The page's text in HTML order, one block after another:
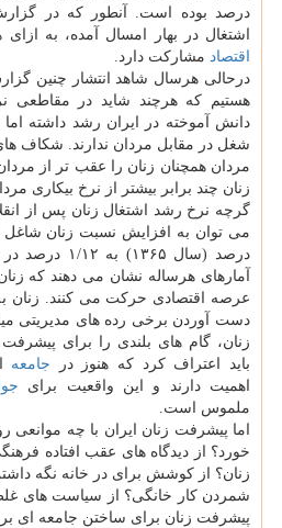
درصد بوده است. آنطور كه در
اشتغال در بهار امسال آمده، به
اقتصاد مشاركت دارد.
درحالی هرسال شاهد انتشار چنین
هستیم كه هرچند شاید در مقاطعی
دانش آموخته در ایران رشد داشته
شغل در مقابل مردان ندارند. شكاف
مردان همچنان زنان را عقب تر از
زنان چند برابر بیشتر از نرخ بیكاری
گرچه نرخ رشد اشتغال زنان پس از
آمارهای هرساله نشان می دهند كه
عرصه اقتصادی حركت می كنند. زنان
دست آوردن برخی رده های مدیریتی
زنان، گام های بلندی را برای پیشرفت
باید اعتراف كرد كه هنوز در جامعه
اهمیت دارند و این واقعیت برای
ملموس است.
اما پیشرفت زنان ایران با چه
خورد؟ از دیدگاه های عقب افتاده
زنان؟ از كوشش برای در خانه نگه
شمردن كار خانگی؟ از سیاست های
پیشرفت زنان برای ساختن جامعه ای